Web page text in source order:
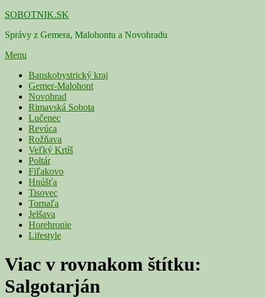
Skip
content
SOBOTNIK.SK
Správy z Gemera, Malohontu a Novohradu
Menu
Primárne
menu
Banskobystrický kraj
Gemer-Malohont
Novohrad
Rimavská Sobota
Lučenec
Revúca
Rožňava
Veľký Krtíš
Poltár
Fiľakovo
Hnúšťa
Tisovec
Tornaľa
Jelšava
Horehronie
Lifestyle
Viac v rovnakom štítku:
Salgotarján